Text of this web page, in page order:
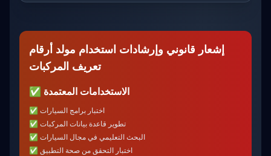
إشعار قانوني وإرشادات استخدام مولد أرقام
تعريف المركبات
✅ الاستخدامات المعتمدة
✅ اختبار برامج السيارات
✅ تطوير قاعدة بيانات المركبات
✅ البحث التعليمي في مجال السيارات
✅ اختبار التحقق من صحة التطبيق